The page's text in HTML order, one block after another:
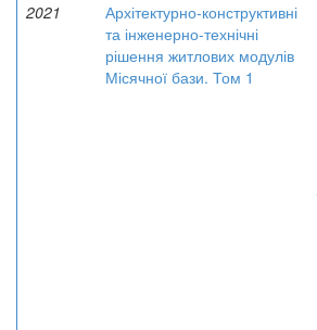
2021
Архітектурно-конструктивні
та інженерно-технічні
рішення житлових модулів
Місячної бази. Том 1